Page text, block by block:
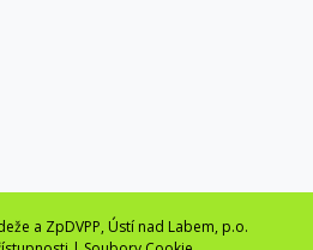
a ZpDVPP, Ústí nad Labem, p.o.